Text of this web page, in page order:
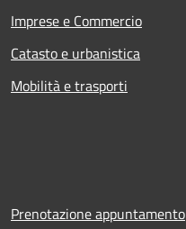
Imprese e Commercio
Catasto e urbanistica
Mobilità e trasporti
Prenotazione appuntamento